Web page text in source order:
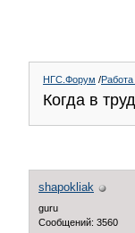
НГС.Форум /Работа
Когда в
shapokliak
guru
Сообщений: 3560